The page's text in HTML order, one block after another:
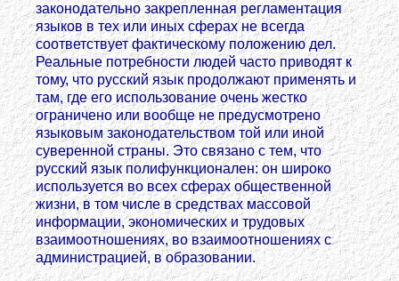
законодательно закрепленная регламентация
языков в тех или иных сферах не всегда
соответствует фактическому положению дел.
Реальные потребности людей часто приводят к
тому, что русский язык продолжают применять и
там, где его использование очень жестко
ограничено или вообще не предусмотрено
языковым законодательством той или иной
суверенной страны. Это связано с тем, что
русский язык полифункционален: он широко
используется во всех сферах общественной
жизни, в том числе в средствах массовой
информации, экономических и трудовых
взаимоотношениях, во взаимоотношениях с
администрацией, в образовании.